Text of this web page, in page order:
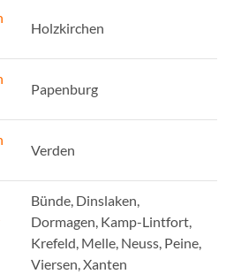
Holzkirchen
Papenburg
Verden
Bünde, Dinslaken,
Dormagen, Kamp-Lintfort,
Krefeld, Melle, Neuss, Peine,
Viersen, Xanten